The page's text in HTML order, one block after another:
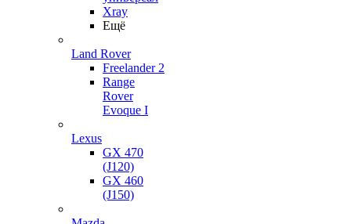
Xray
Ещё
Land Rover
Freelander 2
Range
Rover
Evoque I
Lexus
GX 470
(J120)
GX 460
(J150)